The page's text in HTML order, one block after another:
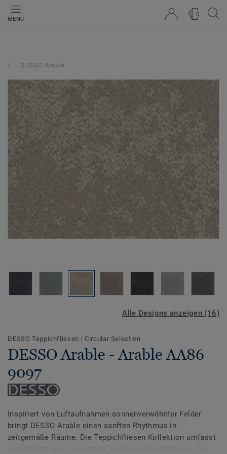
MENU
0
DESSO Arable
Alle Designs anzeigen (16)
DESSO Teppichfliesen | Circular Selection
DESSO Arable - Arable AA86
9097
Inspiriert von Luftaufnahmen sonnenverwöhnter Felder
bringt DESSO Arable einen sanften Rhythmus in
zeitgemäße Räume. Die Teppichfliesen Kollektion umfasst